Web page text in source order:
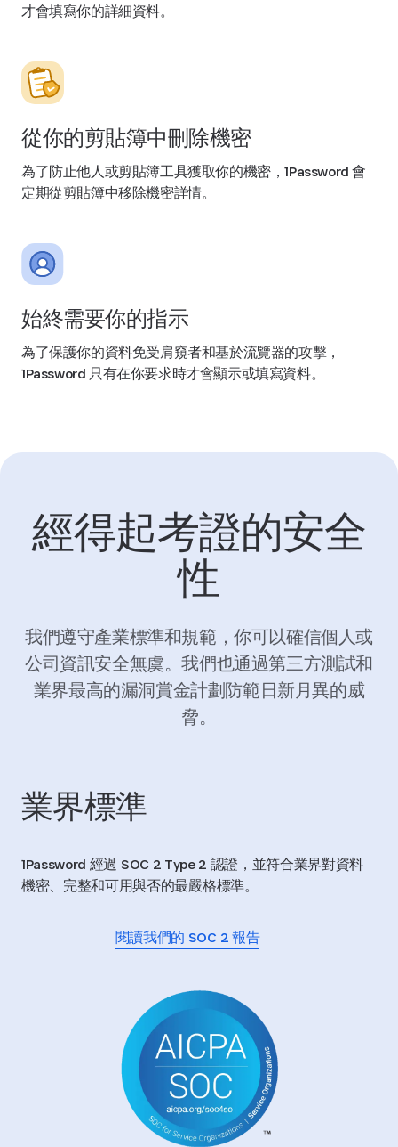
才會填寫你的詳細資料。
從你的剪貼簿中刪除機密
為了防止他人或剪貼簿工具獲取你的機密，1Password 會
定期從剪貼簿中移除機密詳情。
始終需要你的指示
為了保護你的資料免受肩窺者和基於流覽器的攻擊，
1Password 只有在你要求時才會顯示或填寫資料。
經得起考證的安全
性
我們遵守產業標準和規範，你可以確信個人或
公司資訊安全無虞。我們也通過第三方測試和
業界最高的漏洞賞金計劃防範日新月異的威
脅。
業界標準
1Password 經過 SOC 2 Type 2 認證，並符合業界對資料
機密、完整和可用與否的最嚴格標準。
閱讀我們的 SOC 2 報告